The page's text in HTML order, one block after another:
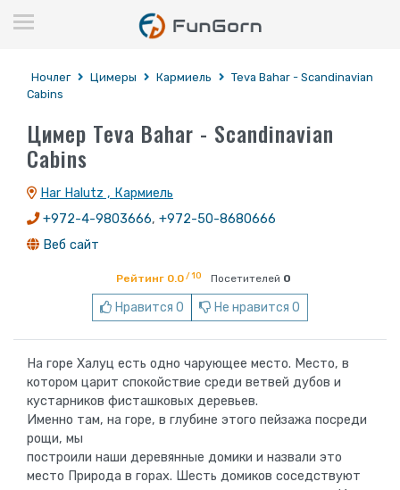
Ночлег Цимеры Кармиель
Teva Bahar - Scandinavian
Cabins
Цимер Teva Bahar - Scandinavian
Cabins
Har Halutz , Кармиель
+972-4-9803666, +972-50-8680666
Веб сайт
Рейтинг 0.0/ 10 Посетителей 0
Нравится 0 Не нравится 0
На горе Халуц есть одно чарующее место. Место, в
котором царит спокойствие среди ветвей дубов и
кустарников фисташковых деревьев.
Именно там, на горе, в глубине этого пейзажа посреди
рощи, мы
построили наши деревянные домики и назвали это
место Природа в горах. Шесть домиков соседствуют